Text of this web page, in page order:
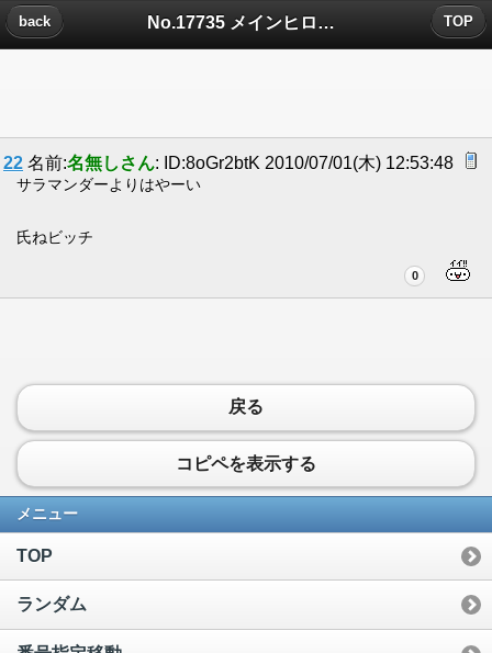
No.17735 メインヒロイン大好き病についたコメント
back TOP
22 名前:名無しさん: ID:8oGr2btK 2010/07/01(木) 12:53:48
サラマンダーよりはやーい
氏ねビッチ
0
戻る
コピペを表示する
メニュー
TOP
ランダム